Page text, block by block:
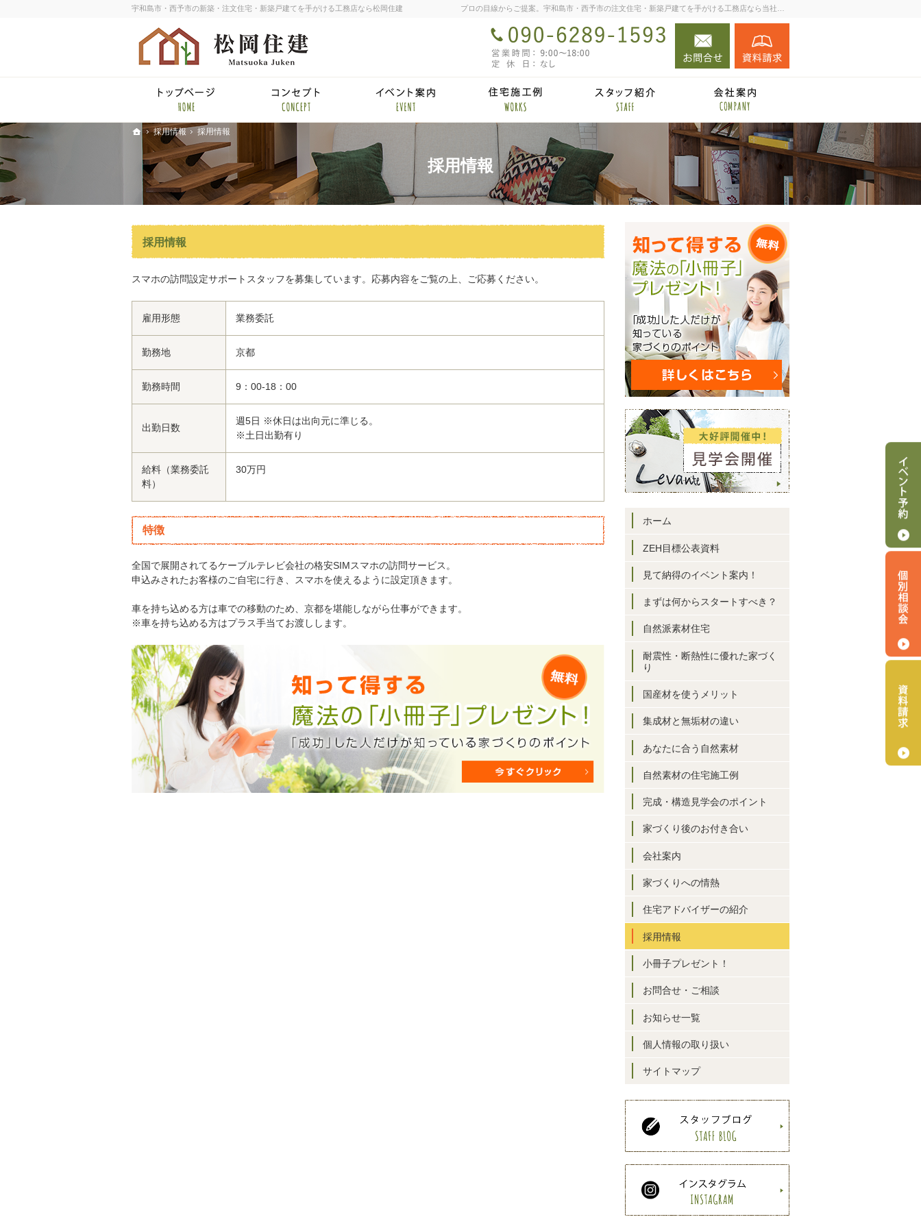
採用情報
宇和島市・西予市の新築・注文住宅・新築戸建てを手がける工務店なら松岡住建
採用情報
スマホの訪問設定サポートスタッフを募集しています。応募内容をご覧の上、ご応募ください。
雇用形態 業務委託
勤務地 京都
勤務時間 9：00-18：00
出勤日数
週5日 ※休日は出向元に準じる。
※土日出勤有り
給料（業務委託
料）
30万円
特徴
全国で展開されてるケーブルテレビ会社の格安SIMスマホの訪問サービス。
申込みされたお客様のご自宅に行き、スマホを使えるように設定頂きます。
車を持ち込める方は車での移動のため、京都を堪能しながら仕事ができます。
※車を持ち込める方はプラス手当てお渡しします。
ホーム
ZEH目標公表資料
見て納得のイベント案内！
まずは何からスタートすべき？
自然派素材住宅
耐震性・断熱性に優れた家づく
り
国産材を使うメリット
集成材と無垢材の違い
あなたに合う自然素材
自然素材の住宅施工例
完成・構造見学会のポイント
家づくり後のお付き合い
会社案内
家づくりへの情熱
住宅アドバイザーの紹介
採用情報
小冊子プレゼント！
お問合せ・ご相談
お知らせ一覧
個人情報の取り扱い
サイトマップ
090-6289-1593
お問合せ
ホーム
採用情報 採用情報